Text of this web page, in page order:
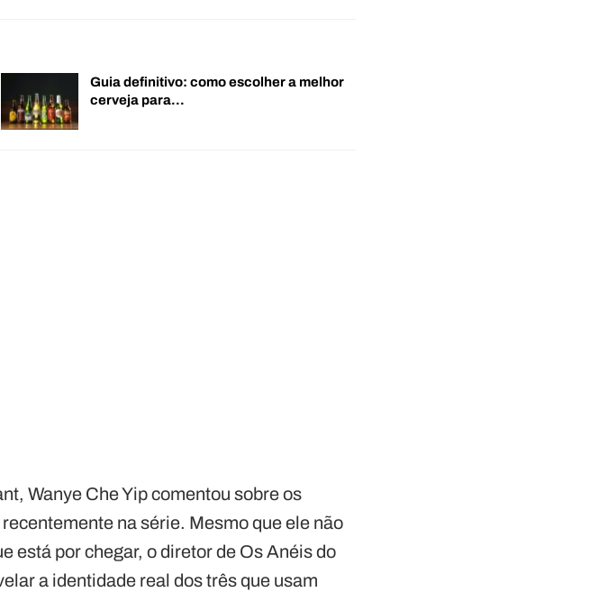
Guia definitivo: como escolher a melhor
cerveja para…
Wanye Che Yip comentou sobre os
na série. Mesmo que ele não
está por chegar, o diretor de Os Anéis do
a identidade real dos três que usam